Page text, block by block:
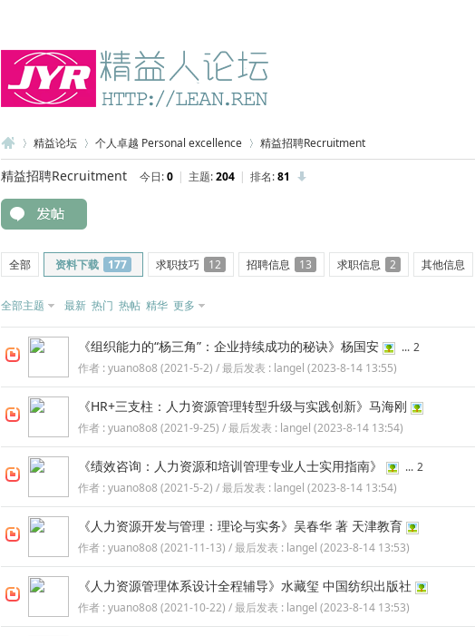
精 »
精益论坛 个人卓越 Personal excellence
精益招聘Recruitment
精益招聘Recruitment 今日:0 | 主题:204 | 排名:81
全部 资料下载 177 求职技巧 12 招聘信息 13 求职信息 2 其他信息
全部主题 最新 热门 热帖 精华 更多
《组织能力的“杨三角”：企业持续成功的秘诀》杨国安 ... 2
作者 : yuano8o8 (2021-5-2) / 最后发表 : langel (2023-8-14 13:55)
《HR+三支柱：人力资源管理转型升级与实践创新》马海刚
作者 : yuano8o8 (2021-9-25) / 最后发表 : langel (2023-8-14 13:54)
《绩效咨询：人力资源和培训管理专业人士实用指南》 ... 2
作者 : yuano8o8 (2021-5-2) / 最后发表 : langel (2023-8-14 13:54)
《人力资源开发与管理：理论与实务》吴春华 著 天津教育
作者 : yuano8o8 (2021-11-13) / 最后发表 : langel (2023-8-14 13:53)
《人力资源管理体系设计全程辅导》水藏玺 中国纺织出版社
作者 : yuano8o8 (2021-10-22) / 最后发表 : langel (2023-8-14 13:53)